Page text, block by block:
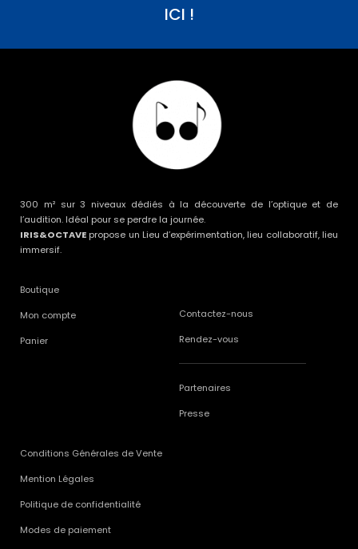
ICI !
300 m² sur 3 niveaux dédiés à la découverte de l’optique et de
l’audition. Idéal pour se perdre la journée.
IRIS&OCTAVE propose un Lieu d’expérimentation, lieu collaboratif, lieu
immersif.
Boutique
Mon compte
Panier
Contactez-nous
Rendez-vous
Partenaires
Presse
Conditions Générales de Vente
Mention Légales
Politique de confidentialité
Modes de paiement